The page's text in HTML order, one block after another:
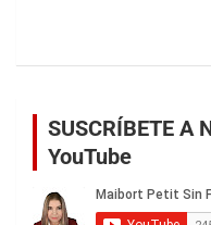
SUSCRÍBETE A
YouTube